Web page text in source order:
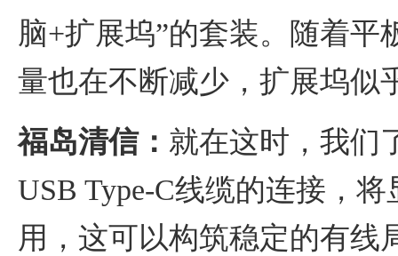
脑+扩展坞”的套装。随着
量也在不断减少，扩展坞似
福岛清信： 就在这时，我们
USB Type-C线缆的连接，
用，这可以构筑稳定的有线